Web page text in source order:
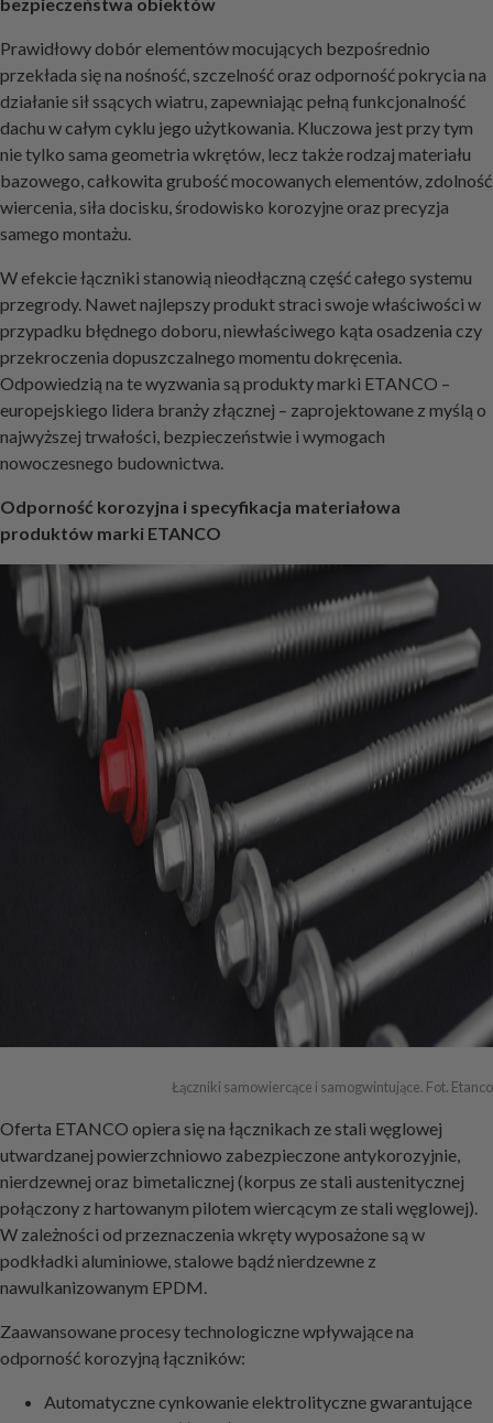
Prawidłowy dobór elementów mocujących bezpośrednio
przekłada się na nośność, szczelność oraz odporność pokrycia na
działanie sił ssących wiatru, zapewniając pełną funkcjonalność
dachu w całym cyklu jego użytkowania. Kluczowa jest przy tym
nie tylko sama geometria wkrętów, lecz także rodzaj materiału
bazowego, całkowita grubość mocowanych elementów, zdolność
wiercenia, siła docisku, środowisko korozyjne oraz precyzja
samego montażu.
W efekcie łączniki stanowią nieodłączną część całego systemu
przegrody. Nawet najlepszy produkt straci swoje właściwości w
przypadku błędnego doboru, niewłaściwego kąta osadzenia czy
przekroczenia dopuszczalnego momentu dokręcenia.
Odpowiedzią na te wyzwania są produkty marki ETANCO –
europejskiego lidera branży złącznej – zaprojektowane z myślą o
najwyższej trwałości, bezpieczeństwie i wymogach
nowoczesnego budownictwa.
Odporność korozyjna i specyfikacja materiałowa
produktów marki ETANCO
Łączniki samowiercące i samogwintujące. Fot. Etanco
Oferta ETANCO opiera się na łącznikach ze stali węglowej
utwardzanej powierzchniowo zabezpieczone antykorozyjnie,
nierdzewnej oraz bimetalicznej (korpus ze stali austenitycznej
połączony z hartowanym pilotem wiercącym ze stali węglowej).
W zależności od przeznaczenia wkręty wyposażone są w
podkładki aluminiowe, stalowe bądź nierdzewne z
nawulkanizowanym EPDM.
Zaawansowane procesy technologiczne wpływające na
odporność korozyjną łączników:
Automatyczne cynkowanie elektrolityczne gwarantujące